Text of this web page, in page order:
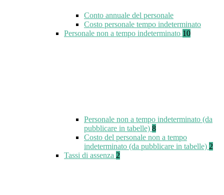
Conto annuale del personale
Costo personale tempo indeterminato
Personale non a tempo indeterminato 10
Personale non a tempo indeterminato (da
pubblicare in tabelle) 8
Costo del personale non a tempo
indeterminato (da pubblicare in tabelle) 2
Tassi di assenza 2